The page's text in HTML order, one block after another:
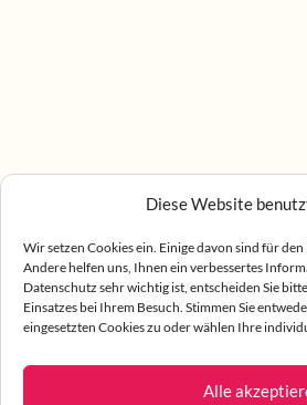
Diese Website
Wir setzen Cookies ein. Einige davon sind für
Andere helfen uns, Ihnen ein verbessertes
Datenschutz sehr wichtig ist, entscheiden Sie
Einsatzes bei Ihrem Besuch. Stimmen Sie
eingesetzten Cookies zu oder wählen Ihre
Alle